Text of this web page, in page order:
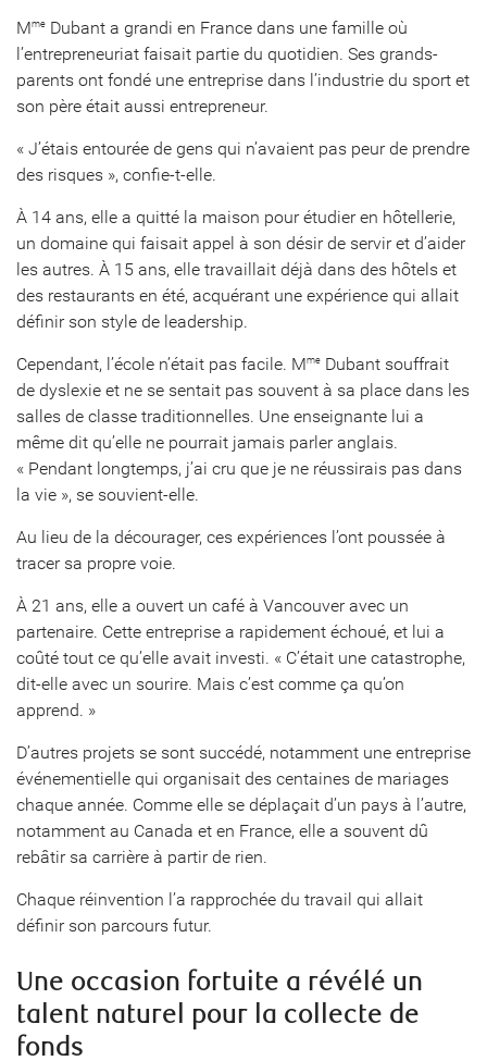
Mme Dubant a grandi en France dans une famille où
l’entrepreneuriat faisait partie du quotidien. Ses grands-
parents ont fondé une entreprise dans l’industrie du sport et
son père était aussi entrepreneur.
« J’étais entourée de gens qui n’avaient pas peur de prendre
des risques », confie-t-elle.
À 14 ans, elle a quitté la maison pour étudier en hôtellerie,
un domaine qui faisait appel à son désir de servir et d’aider
les autres. À 15 ans, elle travaillait déjà dans des hôtels et
des restaurants en été, acquérant une expérience qui allait
définir son style de leadership.
Cependant, l’école n’était pas facile. Mme Dubant souffrait
de dyslexie et ne se sentait pas souvent à sa place dans les
salles de classe traditionnelles. Une enseignante lui a
même dit qu’elle ne pourrait jamais parler anglais.
« Pendant longtemps, j’ai cru que je ne réussirais pas dans
la vie », se souvient-elle.
Au lieu de la décourager, ces expériences l’ont poussée à
tracer sa propre voie.
À 21 ans, elle a ouvert un café à Vancouver avec un
partenaire. Cette entreprise a rapidement échoué, et lui a
coûté tout ce qu’elle avait investi. « C’était une catastrophe,
dit-elle avec un sourire. Mais c’est comme ça qu’on
apprend. »
D’autres projets se sont succédé, notamment une entreprise
événementielle qui organisait des centaines de mariages
chaque année. Comme elle se déplaçait d’un pays à l’autre,
notamment au Canada et en France, elle a souvent dû
rebâtir sa carrière à partir de rien.
Chaque réinvention l’a rapprochée du travail qui allait
définir son parcours futur.
Une occasion fortuite a révélé un
talent naturel pour la collecte de
fonds